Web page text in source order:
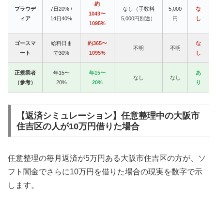
プラウデ
ィア
7日20% /
14日40%
約
1043〜
1095%
なし（手数料
5,000円別途）
5,000
円
な
し
ゴースマ
ート
給料日ま
で30%
約365〜
1095%
不明 不明
な
し
正規業者
（参考）
年15〜
20%
年15〜
20%
なし なし
あ
り
【返済シミュレーション】任意整理中の大阪市
住吉区の人が10万円借りた場合
任意整理の毎月返済が5万円ある大阪市住吉区の方が、ソ
フト闇金でさらに10万円を借りた場合の現実を数字で示
します。